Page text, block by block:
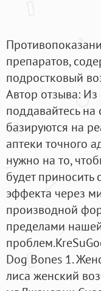
препаратов,
подростковый
Автор отзыва:
поддавайтесь
базируются на
аптеки точного
нужно на то,
будет
эффекта через
производной
пределами
Dog Bones 1.
лиса женский